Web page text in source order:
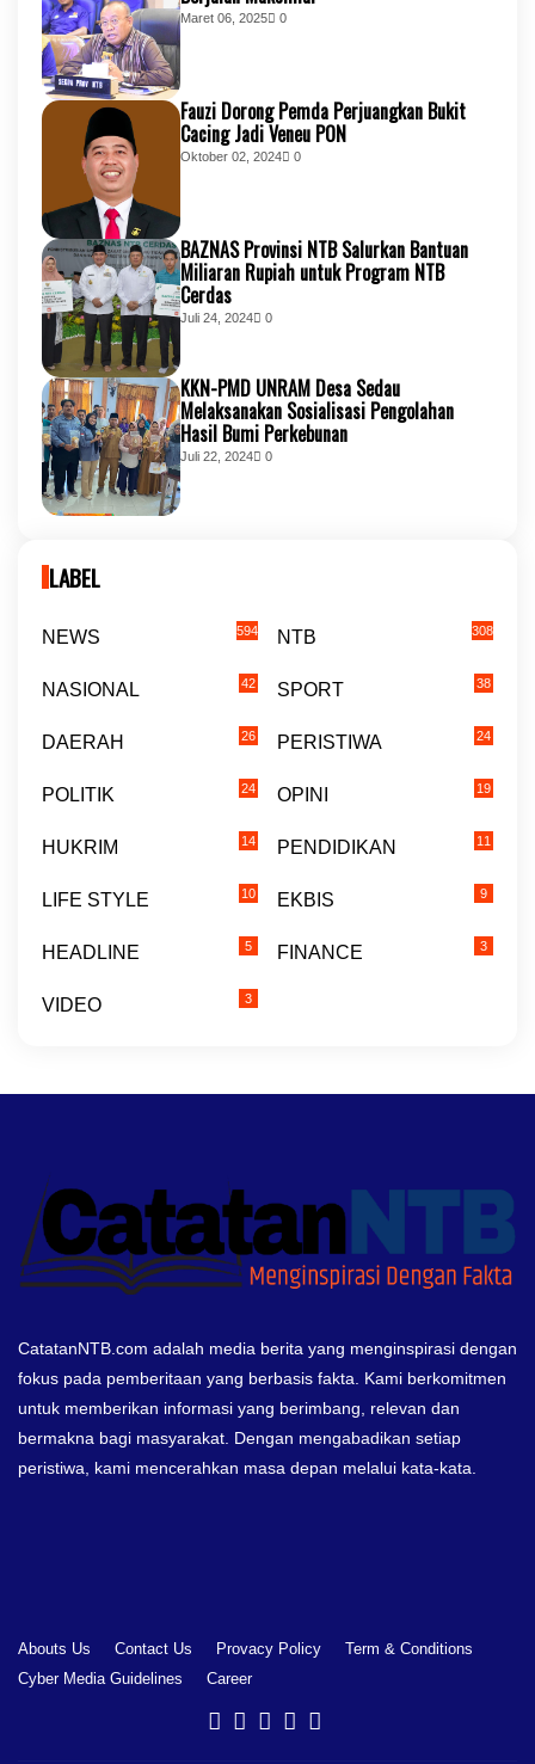
Maret 06, 2025 0
Fauzi Dorong Pemda Perjuangkan Bukit
Cacing Jadi Veneu PON
Oktober 02, 2024 0
BAZNAS Provinsi NTB Salurkan Bantuan
Miliaran Rupiah untuk Program NTB
Cerdas
Juli 24, 2024 0
KKN-PMD UNRAM Desa Sedau
Melaksanakan Sosialisasi Pengolahan
Hasil Bumi Perkebunan
Juli 22, 2024 0
LABEL
NEWS 594 NTB 308
NASIONAL 42 SPORT 38
DAERAH 26 PERISTIWA 24
POLITIK 24 OPINI 19
HUKRIM 14 PENDIDIKAN 11
LIFE STYLE 10 EKBIS 9
HEADLINE 5 FINANCE 3
VIDEO 3
CatatanNTB.com adalah media berita yang menginspirasi dengan
fokus pada pemberitaan yang berbasis fakta. Kami berkomitmen
untuk memberikan informasi yang berimbang, relevan dan
bermakna bagi masyarakat. Dengan mengabadikan setiap
peristiwa, kami mencerahkan masa depan melalui kata-kata.
Abouts Us Contact Us Provacy Policy
Term & Conditions
Cyber Media Guidelines
Career